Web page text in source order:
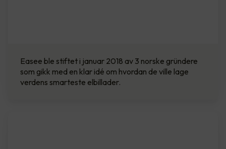
Easee ble stiftet i januar 2018 av 3 norske gründere
som gikk med en klar idé om hvordan de ville lage
verdens smarteste elbillader.